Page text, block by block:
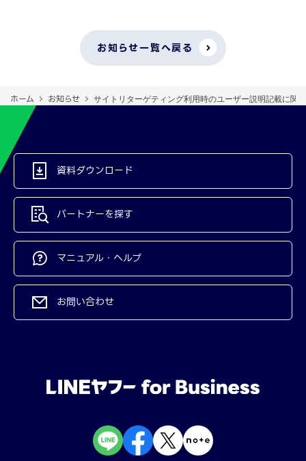
お知らせ一覧へ戻る
ホーム お知らせ サイトリターゲティング利用時のユーザー説明記載に関
資料ダウンロード
パートナーを探す
マニュアル・ヘルプ
お問い合わせ